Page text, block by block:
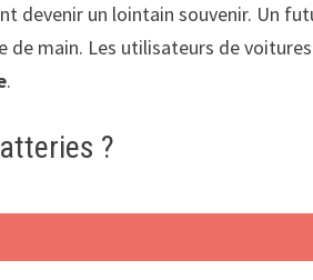
devenir un lointain souvenir. Un
main. Les utilisateurs de
.
?